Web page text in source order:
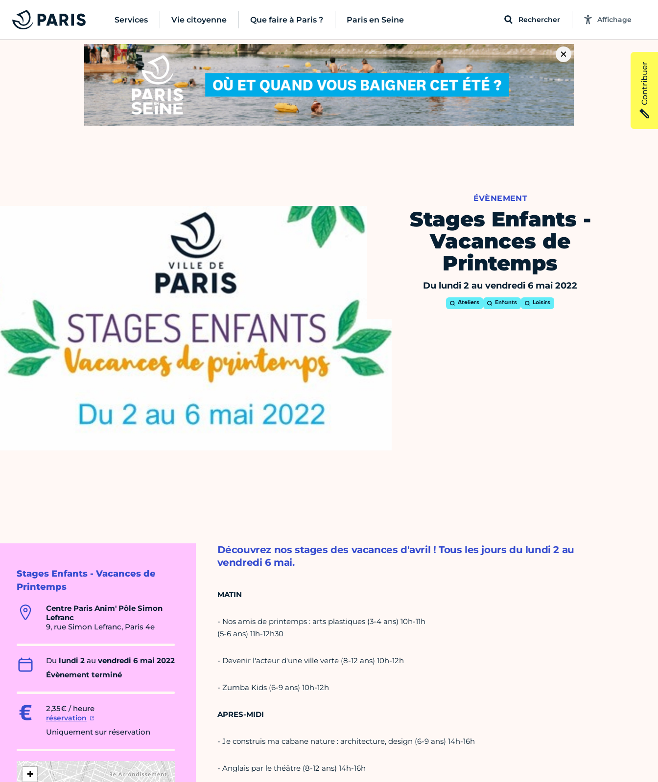
Services Vie citoyenne Que faire à Paris ? Paris en Seine Rechercher Affichage
ÉVÈNEMENT
Stages Enfants -
Vacances de
Printemps
Du lundi 2 au vendredi 6 mai 2022
Ateliers Enfants Loisirs
Stages Enfants - Vacances de
Printemps
Centre Paris Anim' Pôle Simon
Lefranc
9, rue Simon Lefranc, Paris 4e
Du lundi 2 au vendredi 6 mai 2022
Évènement terminé
2,35€ / heure
réservation
Uniquement sur réservation
+
Découvrez nos stages des vacances d'avril ! Tous les jours du lundi 2 au
vendredi 6 mai.
MATIN
- Nos amis de printemps : arts plastiques (3-4 ans) 10h-11h
(5-6 ans) 11h-12h30
- Devenir l'acteur d'une ville verte (8-12 ans) 10h-12h
- Zumba Kids (6-9 ans) 10h-12h
APRES-MIDI
- Je construis ma cabane nature : architecture, design (6-9 ans) 14h-16h
- Anglais par le théâtre (8-12 ans) 14h-16h
Contribuer